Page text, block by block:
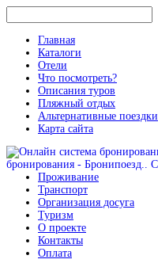
Главная
Каталоги
Отели
Что посмотреть?
Описания туров
Пляжный отдых
Альтернативные поездки
Карта сайта
Проживание
Транспорт
Организация досуга
Туризм
О проекте
Контакты
Оплата